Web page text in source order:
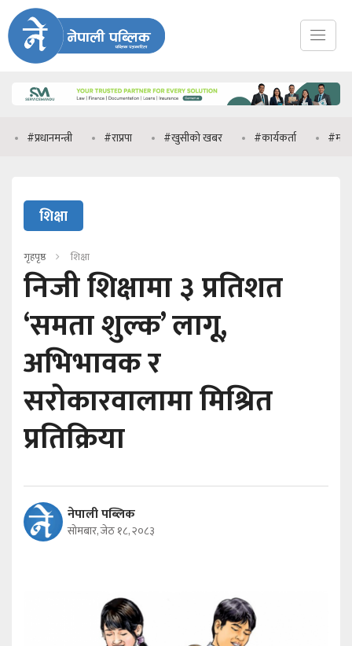
#राप्रपा #खुसीको खबर #कार्यकर्ता #मनिष झा
शिक्षा
गृहपृष्ठ शिक्षा
निजी शिक्षामा ३ प्रतिशत
‘समता शुल्क’ लागू,
अभिभावक र
सरोकारवालामा मिश्रित
प्रतिक्रिया
नेपाली पब्लिक
सोमबार, जेठ १८, २०८३